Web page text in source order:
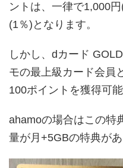
ントは、一律で1,000
(1％)となります。
しかし、dカード
モの最上級カード会員
100ポイントを獲得可能
ahamoの場合はこの特
量が月+5GBの特典があ